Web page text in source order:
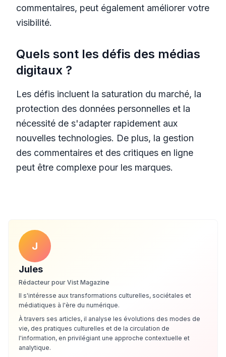
commentaires, peut également améliorer votre
visibilité.
Quels sont les défis des médias
digitaux ?
Les défis incluent la saturation du marché, la
protection des données personnelles et la
nécessité de s'adapter rapidement aux
nouvelles technologies. De plus, la gestion
des commentaires et des critiques en ligne
peut être complexe pour les marques.
J
Jules
Rédacteur pour Vist Magazine
Il s'intéresse aux transformations culturelles, sociétales et
médiatiques à l'ère du numérique.
À travers ses articles, il analyse les évolutions des modes de
vie, des pratiques culturelles et de la circulation de
l'information, en privilégiant une approche contextuelle et
analytique.